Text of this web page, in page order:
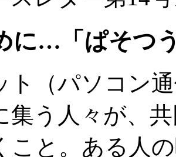
に…「ぱそつ
（パソコン
集う人々が、
こと。ある人